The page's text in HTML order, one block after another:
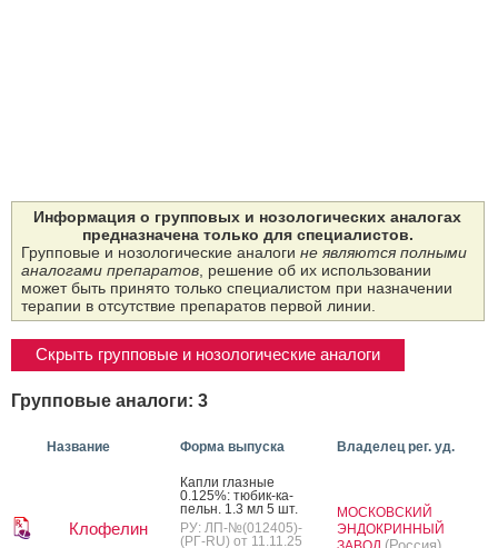
Информация о групповых и нозологических аналогах
предназначена только для специалистов.
Групповые и нозологические аналоги не являются полными
аналогами препаратов, решение об их использовании
может быть принято только специалистом при назначении
терапии в отсутствие препаратов первой линии.
Скрыть групповые и нозологические аналоги
Групповые аналоги: 3
Название Форма выпуска Владелец рег. уд.
Клофелин
Кап­ли глаз­ные
0.125%: тю­бик-ка­
пельн. 1.3 мл 5 шт.
РУ: ЛП-№(012405)-
(РГ-RU) от 11.11.25
МОСКОВСКИЙ
ЭНДОКРИННЫЙ